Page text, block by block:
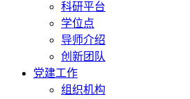
科研平台
学位点
导师介绍
创新团队
党建工作
组织机构